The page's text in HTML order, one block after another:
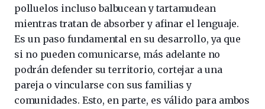
polluelos incluso balbucean y tartamudean
mientras tratan de absorber y afinar el lenguaje.
Es un paso fundamental en su desarrollo, ya que
si no pueden comunicarse, más adelante no
podrán defender su territorio, cortejar a una
pareja o vincularse con sus familias y
comunidades. Esto, en parte, es válido para ambos